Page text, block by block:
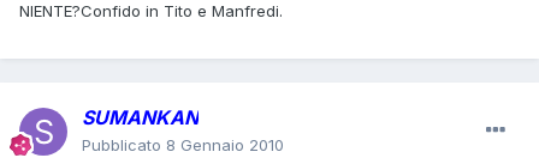
NIENTE?Confido in Tito e Manfredi.
SUMANKAN
Pubblicato 8 Gennaio 2010